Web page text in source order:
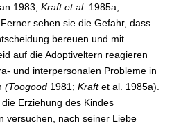
1983; Kraft et al. 1985a;
sehen sie die Gefahr, dass
bereuen und mit
auf die Adoptiveltern reagieren
und interpersonalen Probleme in
(Toogood 1981; Kraftet al. 1985a).
Erziehung des Kindes
versuchen, nach seiner Liebe